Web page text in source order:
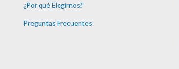
¿Por qué Elegirnos?
Preguntas Frecuentes